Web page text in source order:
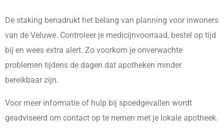
De staking benadrukt het belang van planning voor inwoners
van de Veluwe. Controleer je medicijnvoorraad, bestel op tijd
bij en wees extra alert. Zo voorkom je onverwachte
problemen tijdens de dagen dat apotheken minder
bereikbaar zijn.
Voor meer informatie of hulp bij spoedgevallen wordt
geadviseerd om contact op te nemen met je lokale apotheek.